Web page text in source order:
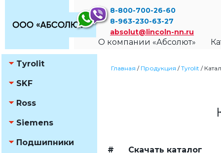
8-800-700-26-60
8-963-230-63-27
absolut@lincoln-nn.ru
О компании «Абсолют»
Tyrolit
SKF
Ross
Siemens
Подшипники
Главная / Продукция /Tyrolit /
# Скачать каталог